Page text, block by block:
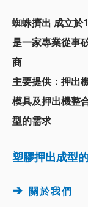
蜘蛛擠出 成立於
是一家專業從事
商
主要提供： 押出
模具及押出機整
型的需求
塑膠押出成型
➔ 關於我們